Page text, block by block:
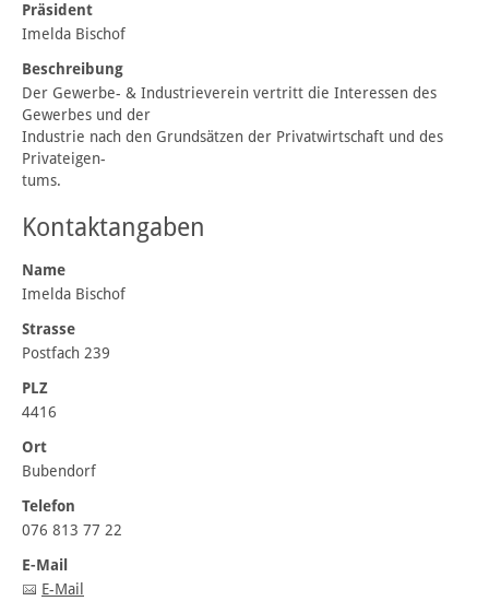
Präsident
Imelda Bischof
Beschreibung
Der Gewerbe- & Industrieverein vertritt die Interessen des
Gewerbes und der
Industrie nach den Grundsätzen der Privatwirtschaft und des
Privateigen-
tums.
Kontaktangaben
Name
Imelda Bischof
Strasse
Postfach 239
PLZ
4416
Ort
Bubendorf
Telefon
076 813 77 22
E-Mail
E-Mail